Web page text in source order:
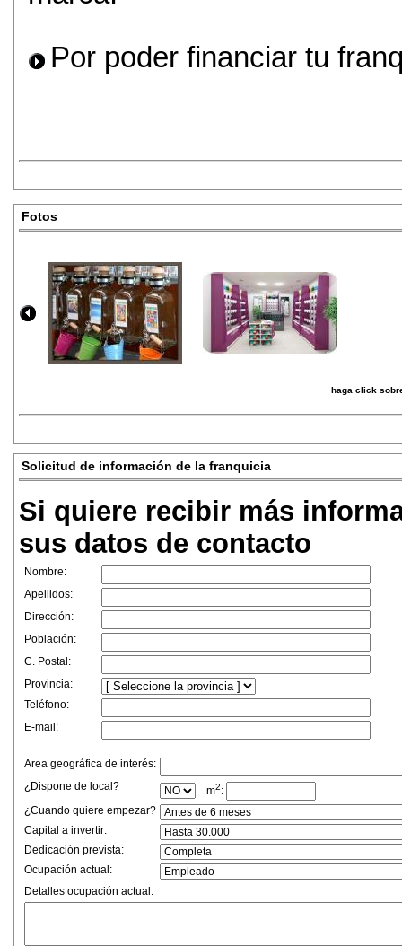
Por poder financiar tu
Fotos
haga click
Solicitud de información de la franquicia
Si quiere recibir más
sus datos de contacto
Nombre:
Apellidos:
Dirección:
Población:
C. Postal:
Provincia:
Teléfono:
E-mail:
Area geográfica de interés:
¿Dispone de local?
m2:
¿Cuando quiere empezar?
Capital a invertir:
Dedicación prevista:
Ocupación actual:
Detalles ocupación actual: